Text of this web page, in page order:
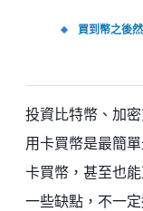
買到幣之後
投資比特幣、加
用卡買幣是最簡
卡買幣，甚至也
一些缺點，不一定